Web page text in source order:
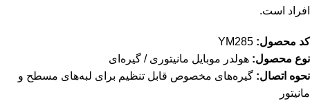
افراد است.
کد محصول:
نوع محصول: هولدر موبایل مانیتوری / گیره‌ای
نحوه اتصال: گیره‌های مخصوص قابل تنظیم برای لبه‌های مسطح و
مانیتور